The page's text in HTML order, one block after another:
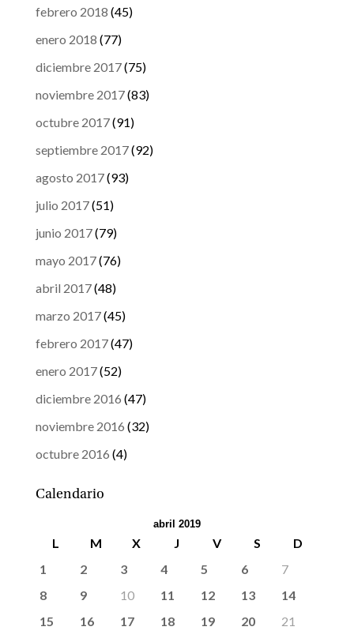
febrero 2018 (45)
enero 2018 (77)
diciembre 2017(75)
noviembre 2017(83)
octubre 2017(91)
septiembre 2017(92)
agosto 2017(93)
julio 2017(51)
junio 2017(79)
mayo 2017(76)
abril 2017(48)
marzo 2017(45)
febrero 2017(47)
enero 2017(52)
diciembre 2016 (47)
noviembre 2016 (32)
octubre 2016 (4)
Calendario
abril 2019
L M X J V S
D
1
2 3 4 5 6
7
8
9 10 11 12 13
14
15
16 17 18 19 20
21